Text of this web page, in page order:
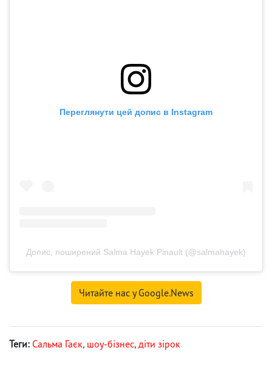
Переглянути цей допис в Instagram
Допис, поширений Salma Hayek Pinault (@salmahayek)
Читайте нас у Google.News
Теги: Сальма Гаєк, шоу-бізнес, діти зірок